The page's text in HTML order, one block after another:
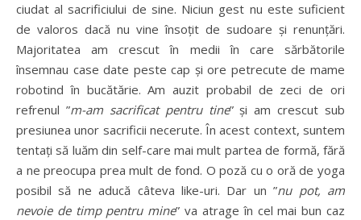
ciudat al sacrificiului de sine. Niciun gest nu este suficient
de valoros dacă nu vine însoțit de sudoare și renunțări.
Majoritatea am crescut în medii în care sărbătorile
însemnau case date peste cap și ore petrecute de mame
robotind în bucătărie. Am auzit probabil de zeci de ori
refrenul ”m-am sacrificat pentru tine” și am crescut sub
presiunea unor sacrificii necerute. În acest context, suntem
tentați să luăm din self-care mai mult partea de formă, fără
a ne preocupa prea mult de fond. O poză cu o oră de yoga
posibil să ne aducă câteva like-uri. Dar un ”nu pot, am
nevoie de timp pentru mine” va atrage în cel mai bun caz